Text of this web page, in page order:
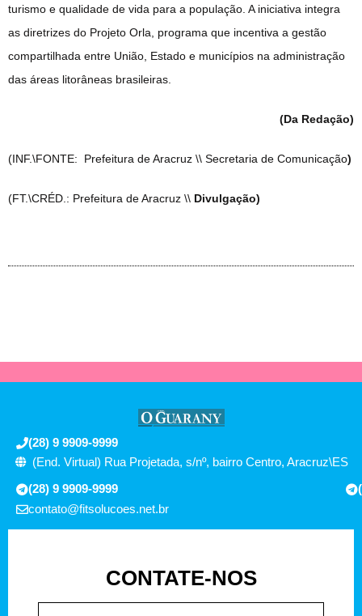
turismo e qualidade de vida para a população. A iniciativa integra
as diretrizes do Projeto Orla, programa que incentiva a gestão
compartilhada entre União, Estado e municípios na administração
das áreas litorâneas brasileiras.
(Da Redação)
(INF.\FONTE: Prefeitura de Aracruz \\ Secretaria de Comunicação)
(FT.\CRÉD.: Prefeitura de Aracruz \\ Divulgação)
(28) 9 9909-9999
(End. Virtual) Rua Projetada, s/nº, bairro Centro, Aracruz\ES
(28) 9 9909-9999
contato@fitsolucoes.net.br
CONTATE-NOS